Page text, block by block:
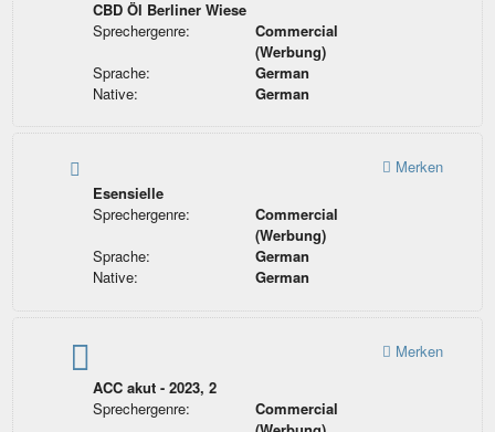
CBD Öl Berliner Wiese
Sprechergenre:
Commercial
(Werbung)
Sprache:
German
Native:
German
Esensielle
Sprechergenre:
Commercial
(Werbung)
Sprache:
German
Native:
German
Merken
ACC akut - 2023, 2
Sprechergenre:
Commercial
Merken